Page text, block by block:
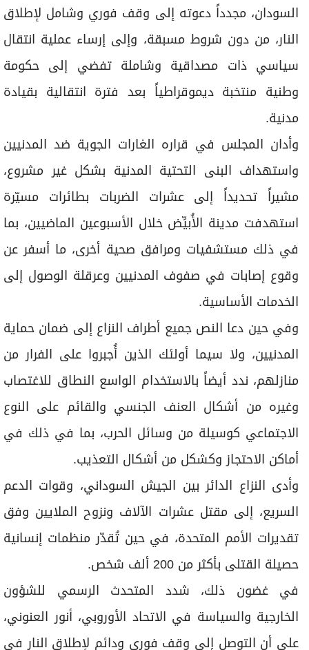
السودان، مجدداً دعوته إلى وقف فوري وشامل لإطلاق
النار، من دون شروط مسبقة، وإلى إرساء عملية انتقال
سياسي ذات مصداقية وشاملة تفضي إلى حكومة
وطنية منتخبة ديموقراطياً بعد فترة انتقالية بقيادة
مدنية.
وأدان المجلس في قراره الغارات الجوية ضد المدنيين
واستهداف البنى التحتية المدنية بشكل غير مشروع،
مشيراً تحديداً إلى عشرات الضربات بطائرات مسيّرة
استهدفت مدينة الأُبيِّض خلال الأسبوعين الماضيين، بما
في ذلك مستشفيات ومرافق صحية أخرى، ما أسفر عن
وقوع إصابات في صفوف المدنيين وعرقلة الوصول إلى
الخدمات الأساسية.
وفي حين دعا النص جميع أطراف النزاع إلى ضمان حماية
المدنيين، ولا سيما أولئك الذين أُجبروا على الفرار من
منازلهم، ندد أيضاً بالاستخدام الواسع النطاق للاغتصاب
وغيره من أشكال العنف الجنسي والقائم على النوع
الاجتماعي كوسيلة من وسائل الحرب، بما في ذلك في
أماكن الاحتجاز وكشكل من أشكال التعذيب.
وأدى النزاع الدائر بين الجيش السوداني، وقوات الدعم
السريع، إلى مقتل عشرات الآلاف ونزوح الملايين وفق
تقديرات الأمم المتحدة، في حين تُقدّر منظمات إنسانية
حصيلة القتلى بأكثر من 200 ألف شخص.
في غضون ذلك، شدد المتحدث الرسمي للشؤون
الخارجية والسياسة في الاتحاد الأوروبي، أنور العنوني،
على أن التوصل إلى وقف فوري ودائم لإطلاق النار في